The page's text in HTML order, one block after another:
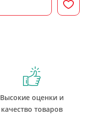
Высокие оценки и
качество товаров